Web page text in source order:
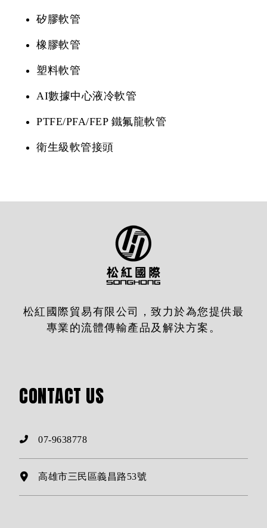
矽膠軟管
橡膠軟管
塑料軟管
AI數據中心液冷軟管
PTFE/PFA/FEP 鐵氟龍軟管
衛生級軟管接頭
松紅國際貿易有限公司，致力於為您提供最
專業的流體傳輸產品及解決方案。
CONTACT US
07-9638778
高雄市三民區義昌路53號